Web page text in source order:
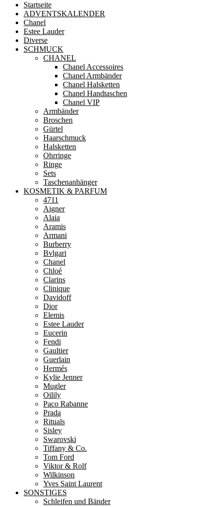
Startseite
ADVENTSKALENDER
Chanel
Estee Lauder
Diverse
SCHMUCK
CHANEL
Chanel Accessoires
Chanel Armbänder
Chanel Halsketten
Chanel Handtaschen
Chanel VIP
Armbänder
Broschen
Gürtel
Haarschmuck
Halsketten
Ohrringe
Ringe
Sets
Taschenanhänger
KOSMETIK & PARFUM
4711
Aigner
Alaia
Aramis
Armani
Burberry
Bvlgari
Chanel
Chloé
Clarins
Clinique
Davidoff
Dior
Elemis
Estee Lauder
Eucerin
Fendi
Gaultier
Guerlain
Hermés
Kylie Jenner
Mugler
Oilily
Paco Rabanne
Prada
Rituals
Sisley
Swarovski
Tiffany & Co.
Tom Ford
Viktor & Rolf
Wilkinson
Yves Saint Laurent
SONSTIGES
Schleifen und Bänder